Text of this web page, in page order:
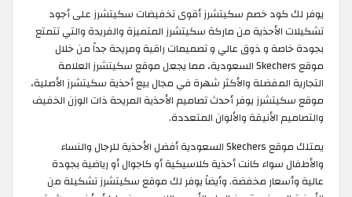
يوفر لك كود خصم سكيتشرز أقوى تخفيضات سكيتشرز على أجود
تشكيلات الأحذية من ماركة سكيتشرز المتميزة والفريدة والتي تتمتع
بجودة خاصة و ذوق عالي و تصميمات راقية ومريحة جداً من خلال
موقع Skechers السعودية، مما يجعل موقع سكيتشرز العلامة
التجارية المفضلة والأكثر شهرة في مجال بيع أحذية سكيتشرز الأصلية،
موقع سكيتشرز يوفر أحدث تصاميم الأحذية المريحة ذات الوزن الخفيف
والتصاميم الأنيقة والألوان المتعددة.
يمتلك موقع Skechers السعودية أفضل الأحذية للرجال والنساء
والأطفال سواء كانت أحذية كلاسيكية أو كاجوال أو رياضية بجودة
عالية وأسعار مخفضة. وأيضاً يوفر لك موقع سكيتشرز تشكيلة من